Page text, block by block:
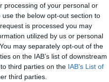
processing of your personal or
the below opt-out section to
is processed you may
utilized by us or personal
may separately opt-out of the
on the IAB’s list of downstream
third parties on the IAB’s List of
third parties.
Me gusta
la casa. El club deLaLiga
donostiarraDisa 2000
de esta temporada. No
duración del acuerdo.